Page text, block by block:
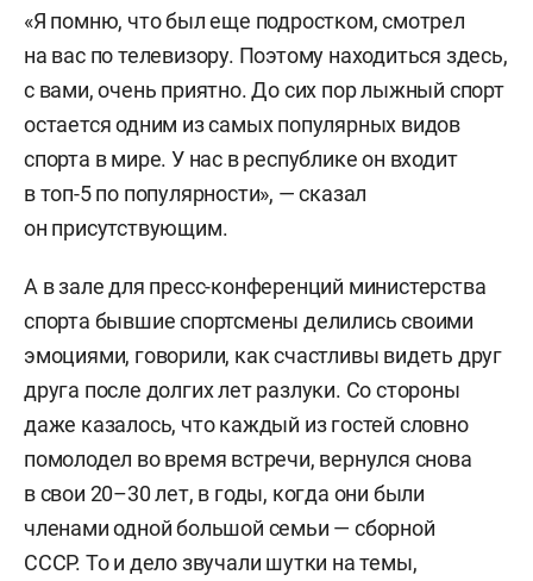
«Я помню, что был еще подростком, смотрел
на вас по телевизору. Поэтому находиться здесь,
с вами, очень приятно. До сих пор лыжный спорт
остается одним из самых популярных видов
спорта в мире. У нас в республике он входит
в топ-5 по популярности», — сказал
он присутствующим.
А взале для пресс-конференций министерства
спорта бывшие спортсмены делились своими
эмоциями, говорили, как счастливы видеть друг
друга после долгих лет разлуки. Со стороны
даже казалось, что каждый из гостей словно
помолодел во время встречи, вернулся снова
в свои 20–30 лет, в годы, когда они были
членами одной большой семьи — сборной
СССР. То и дело звучали шутки на темы,